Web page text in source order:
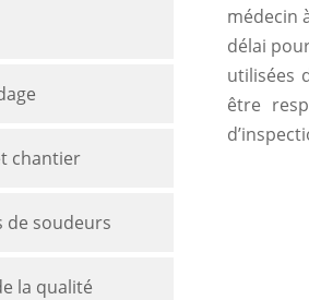
chantier
de soudeurs
la qualité
médecin
délai
utilisées
être